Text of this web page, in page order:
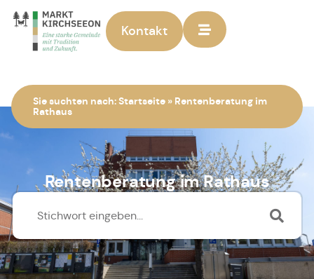
Kontakt
Sie suchten nach:Startseite » Rentenberatung im
Rathaus
Rentenberatung im Rathaus